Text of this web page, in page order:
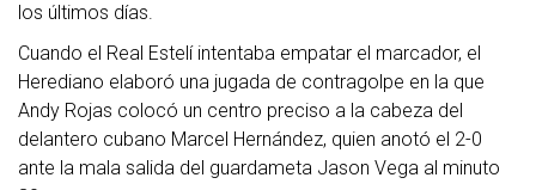
los últimos días.
Cuando el Real Estelí intentaba empatar el marcador, el
Herediano elaboró una jugada de contragolpe en la que
Andy Rojas colocó un centro preciso a la cabeza del
delantero cubano Marcel Hernández, quien anotó el 2-0
ante la mala salida del guardameta Jason Vega al minuto